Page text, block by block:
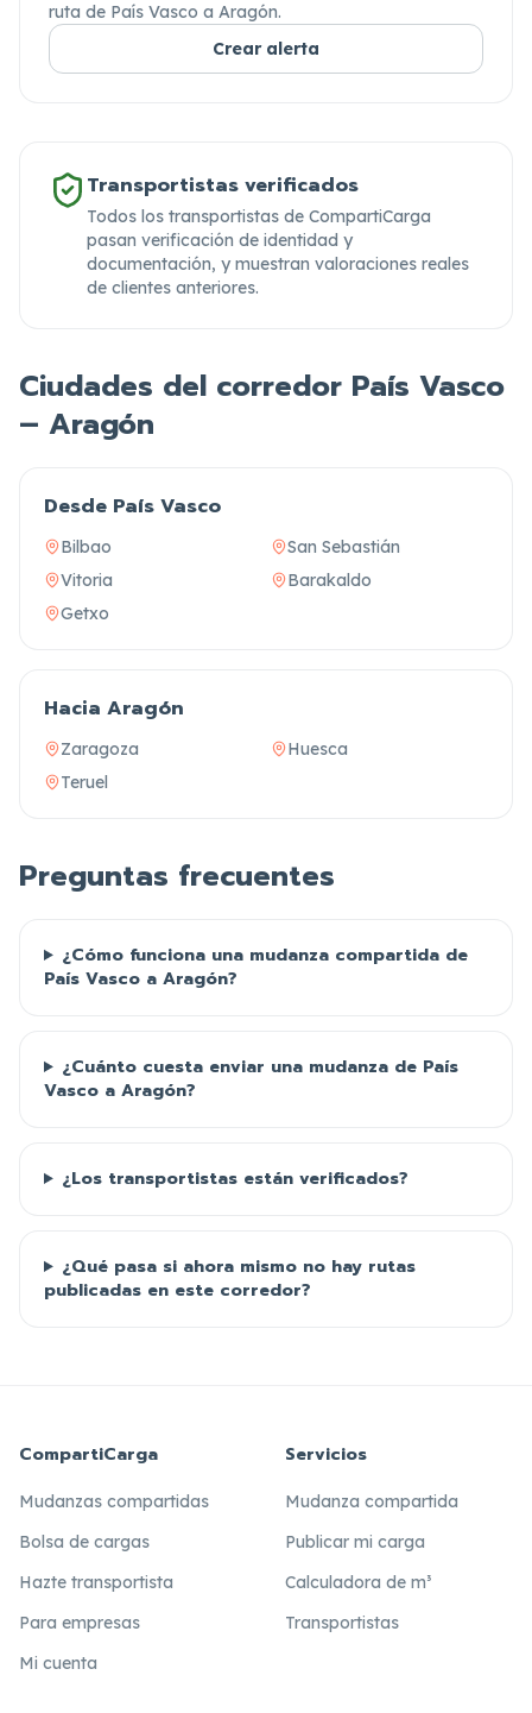
ruta de País Vasco a Aragón.
Crear alerta
Transportistas verificados
Todos los transportistas de CompartiCarga
pasan verificación de identidad y
documentación, y muestran valoraciones reales
de clientes anteriores.
Ciudades del corredor País Vasco
– Aragón
Desde País Vasco
Bilbao
San Sebastián
Vitoria
Barakaldo
Getxo
Hacia Aragón
Zaragoza
Huesca
Teruel
Preguntas frecuentes
¿Cómo funciona una mudanza compartida de
País Vasco a Aragón?
¿Cuánto cuesta enviar una mudanza de País
Vasco a Aragón?
¿Los transportistas están verificados?
¿Qué pasa si ahora mismo no hay rutas
publicadas en este corredor?
CompartiCarga
Mudanzas compartidas
Bolsa de cargas
Hazte transportista
Para empresas
Mi cuenta
Servicios
Mudanza compartida
Publicar mi carga
Calculadora de m³
Transportistas